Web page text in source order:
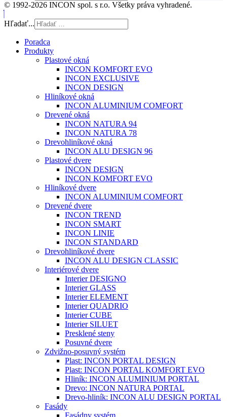
© 1992-2026 INCON spol. s r.o. Všetky práva vyhradené.
Hľadať...
Poradca
Produkty
Plastové okná
INCON KOMFORT EVO
INCON EXCLUSIVE
INCON DESIGN
Hliníkové okná
INCON ALUMINIUM COMFORT
Drevené okná
INCON NATURA 94
INCON NATURA 78
Drevohliníkové okná
INCON ALU DESIGN 96
Plastové dvere
INCON DESIGN
INCON KOMFORT EVO
Hliníkové dvere
INCON ALUMINIUM COMFORT
Drevené dvere
INCON TREND
INCON SMART
INCON LINIE
INCON STANDARD
Drevohliníkové dvere
INCON ALU DESIGN CLASSIC
Interiérové dvere
Interier DESIGNO
Interier GLASS
Interier ELEMENT
Interier QUADRIO
Interier CUBE
Interier SILUET
Presklené steny
Posuvné dvere
Zdvižno-posuvný systém
Plast: INCON PORTAL DESIGN
Plast: INCON PORTAL KOMFORT EVO
Hliník: INCON ALUMINIUM PORTAL
Drevo: INCON NATURA PORTAL
Drevo-hliník: INCON ALU DESIGN PORTAL
Fasády